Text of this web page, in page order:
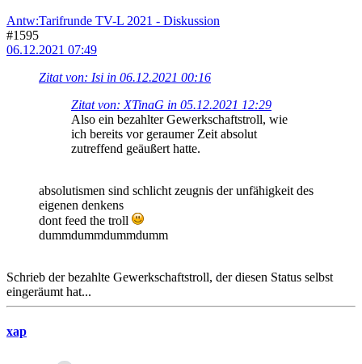
Antw:Tarifrunde TV-L 2021 - Diskussion
#1595
06.12.2021 07:49
Zitat von: Isi in 06.12.2021 00:16
Zitat von: XTinaG in 05.12.2021 12:29
Also ein bezahlter Gewerkschaftstroll, wie
ich bereits vor geraumer Zeit absolut
zutreffend geäußert hatte.
absolutismen sind schlicht zeugnis der unfähigkeit des
eigenen denkens
dont feed the troll
dummdummdummdumm
Schrieb der bezahlte Gewerkschaftstroll, der diesen Status selbst
eingeräumt hat...
xap